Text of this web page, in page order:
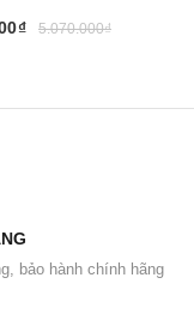
5.070.000₫
bảo hành chính hãng